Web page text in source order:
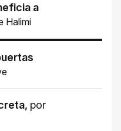
a
Halimi
, por